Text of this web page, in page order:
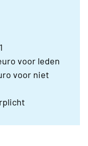
voor leden
voor niet